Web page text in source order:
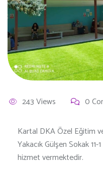
243 Views 0
Kartal DKA Özel Eğitim
Yakacık Gülşen Sokak
hizmet vermektedir.